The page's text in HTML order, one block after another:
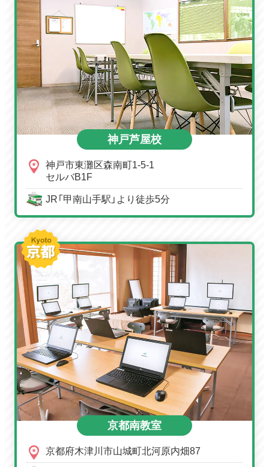
神戸芦屋校
神戸市東灘区森南町1-5-1
セルバB1F
JR「甲南山手駅」より徒歩5分
京都南教室
京都府木津川市山城町北河原内畑87